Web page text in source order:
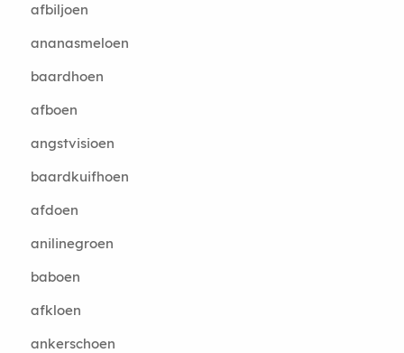
afbiljoen
ananasmeloen
baardhoen
afboen
angstvisioen
baardkuifhoen
afdoen
anilinegroen
baboen
afkloen
ankerschoen